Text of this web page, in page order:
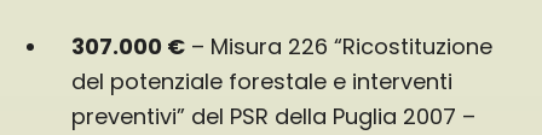
307.000 € – Misura 226 “Ricostituzione
del potenziale forestale e interventi
preventivi” del PSR della Puglia 2007 –